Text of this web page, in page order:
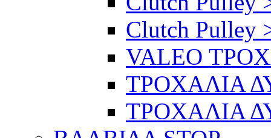
Clutch Pulley
VALEO
ΤΡΟΧΑΛΙΑ
ΤΡΟΧΑΛΙΑ